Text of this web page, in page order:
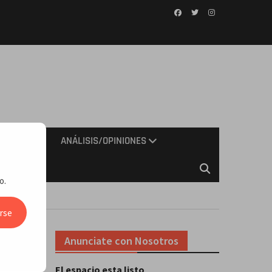
ANÁLISIS/OPINIONES
Anunciate con Nosotros
El espacio esta listo